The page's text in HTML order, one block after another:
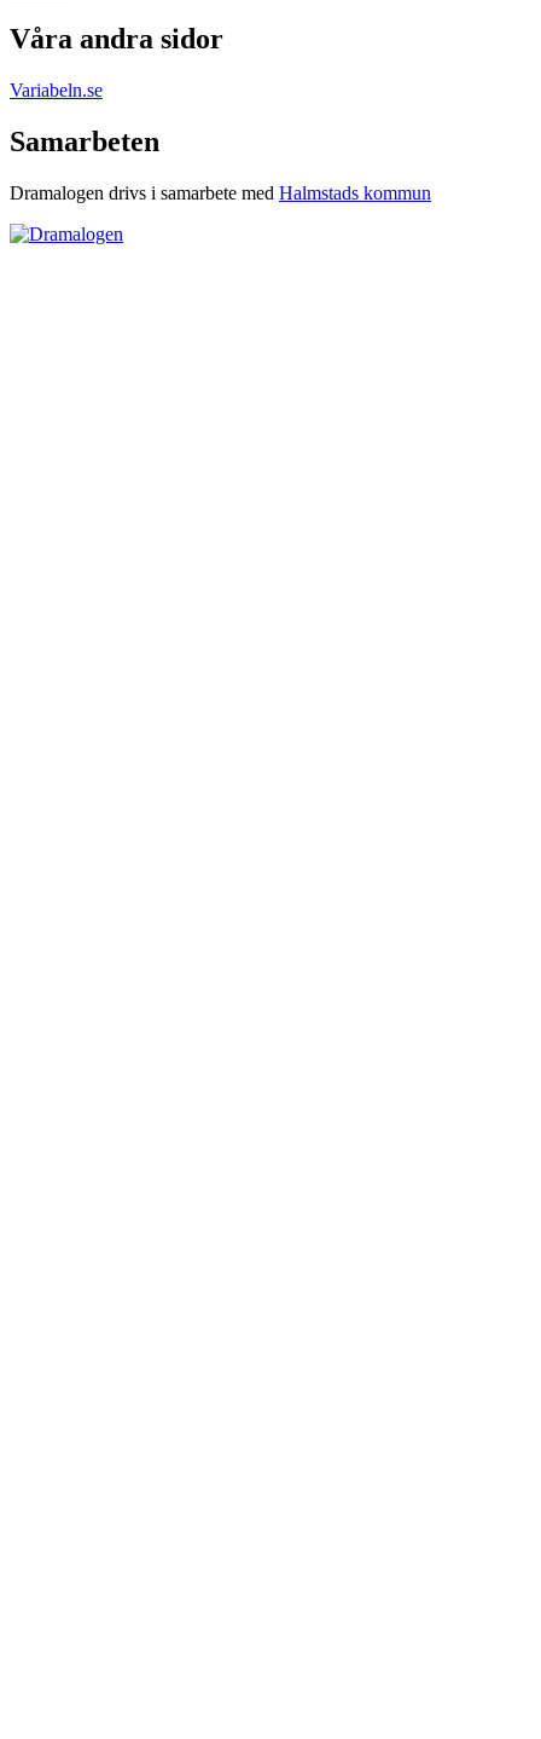
Våra andra sidor
Variabeln.se
Samarbeten
Dramalogen drivs i samarbete med Halmstads kommun